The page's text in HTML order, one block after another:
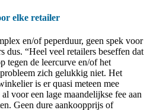
elke retailer
en/of peperduur, geen spek voor
dus. “Heel veel retailers beseffen dat
tegen de leercurve en/of het
zich gelukkig niet. Het
is er quasi meteen mee
voor een lage maandelijkse fee aan
Geen dure aankoopprijs of